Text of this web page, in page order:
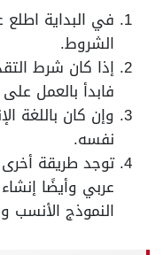
في البداية
الشروط.
إذا كان شرط
فابدأ بالعمل
وإن كان باللغة
نفسه.
توجد طريقة
عربي وأيضًا
النموذج الأنسب